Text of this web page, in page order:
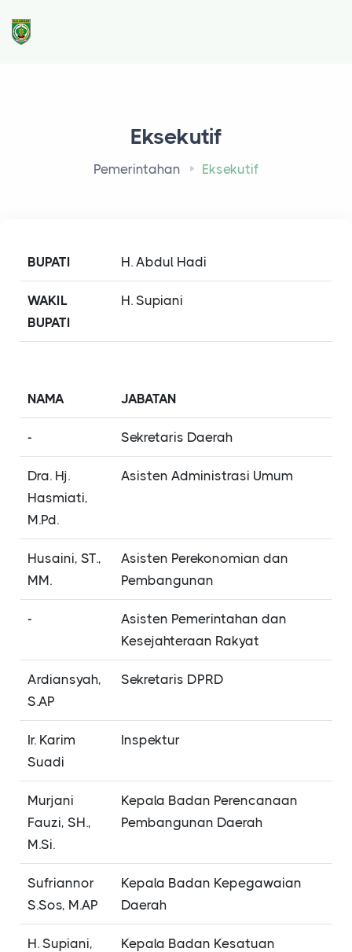
Eksekutif
Pemerintahan Eksekutif
BUPATI H. Abdul Hadi
WAKIL
BUPATI
H. Supiani
NAMA JABATAN
- Sekretaris Daerah
Dra. Hj.
Hasmiati,
M.Pd.
Asisten Administrasi Umum
Husaini, ST.,
MM.
Asisten Perekonomian dan
Pembangunan
-
Asisten Pemerintahan dan
Kesejahteraan Rakyat
Ardiansyah,
S.AP
Sekretaris DPRD
Ir. Karim
Suadi
Inspektur
Murjani
Fauzi, SH.,
M.Si.
Kepala Badan Perencanaan
Pembangunan Daerah
Sufriannor
S.Sos, M.AP
Kepala Badan Kepegawaian
Daerah
H. Supiani,
Kepala Badan Kesatuan